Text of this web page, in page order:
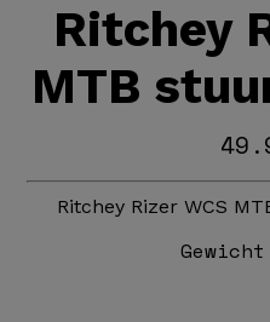
Ritchey
MTB
Ritchey Rizer WCS